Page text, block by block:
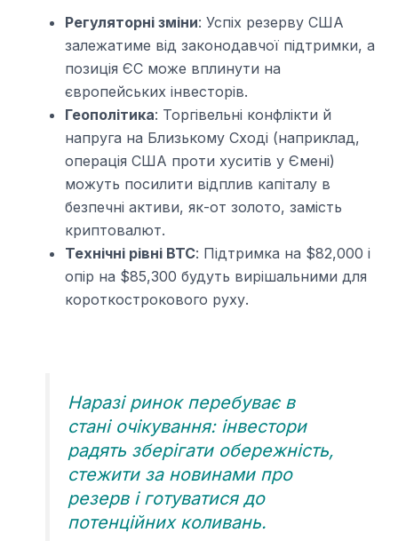
Регуляторні зміни: Успіх резерву США
залежатиме від законодавчої підтримки, а
позиція ЄС може вплинути на
європейських інвесторів.
Геополітика: Торгівельні конфлікти й
напруга на Близькому Сході (наприклад,
операція США проти хуситів у Ємені)
можуть посилити відплив капіталу в
безпечні активи, як-от золото, замість
криптовалют.
Технічні рівні BTC: Підтримка на $82,000 і
опір на $85,300 будуть вирішальними для
короткострокового руху.
Наразі ринок перебуває в
стані очікування: інвестори
радять зберігати обережність,
стежити за новинами про
резерв і готуватися до
потенційних коливань.